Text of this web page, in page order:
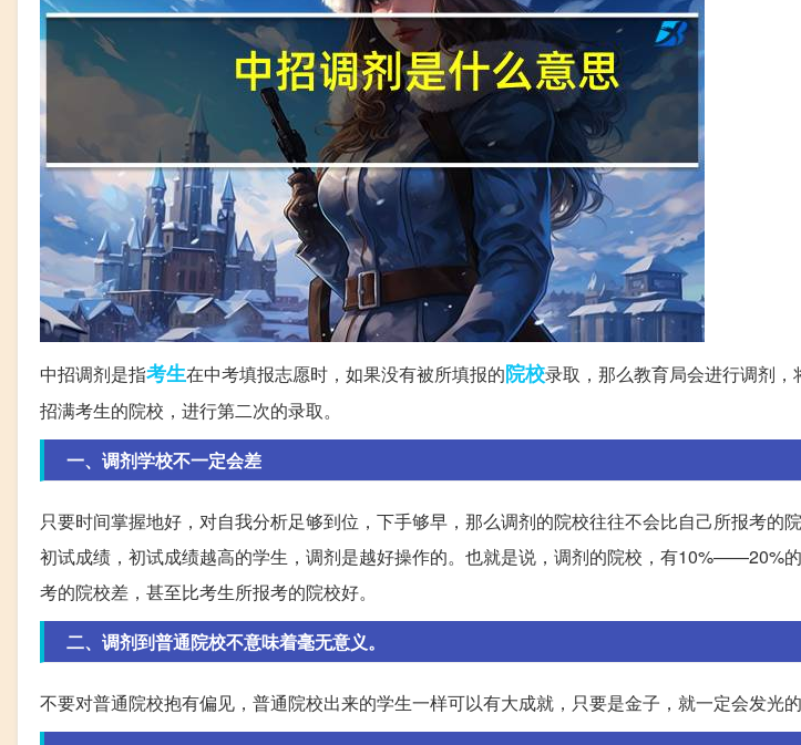
中招调剂是指考生在中考填报志愿时，如果没有被所填报的院校录取，那么教育局会进行调剂
招满考生的院校，进行第二次的录取。
一、调剂学校不一定会差
只要时间掌握地好，对自我分析足够到位，下手够早，那么调剂的院校往往不会比自己所报考的
初试成绩，初试成绩越高的学生，调剂是越好操作的。也就是说，调剂的院校，有10%——20%
考的院校差，甚至比考生所报考的院校好。
二、调剂到普通院校不意味着毫无意义。
不要对普通院校抱有偏见，普通院校出来的学生一样可以有大成就，只要是金子，就一定会发光的